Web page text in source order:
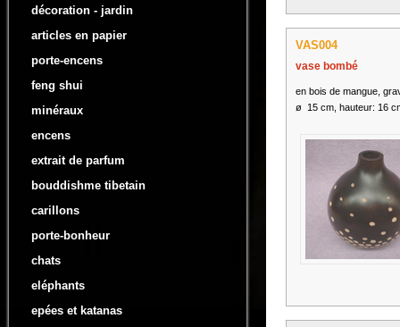
décoration - jardin
articles en papier
porte-encens
feng shui
minéraux
encens
extrait de parfum
bouddishme tibetain
carillons
porte-bonheur
chats
eléphants
epées et katanas
VAS004
vase bombé
en bois de mangue,
ø 15 cm, hauteur: 16